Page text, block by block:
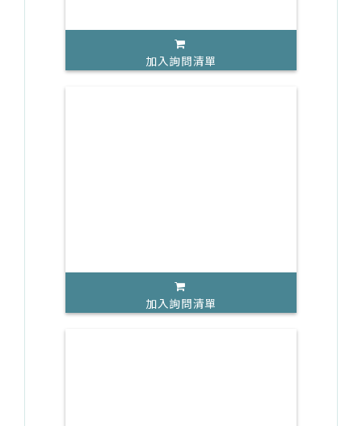
加入詢問清單
加入詢問清單